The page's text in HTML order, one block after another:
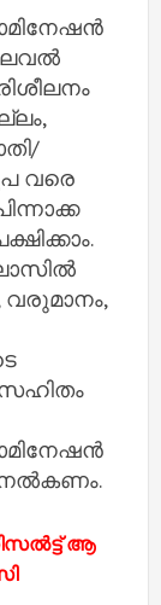
വരെ
നൽകണം.
ആ​